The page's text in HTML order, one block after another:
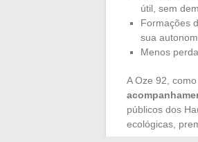
útil, sem
Formações
sua
Menos
A Oze 92,
públicos dos
ecológicas,